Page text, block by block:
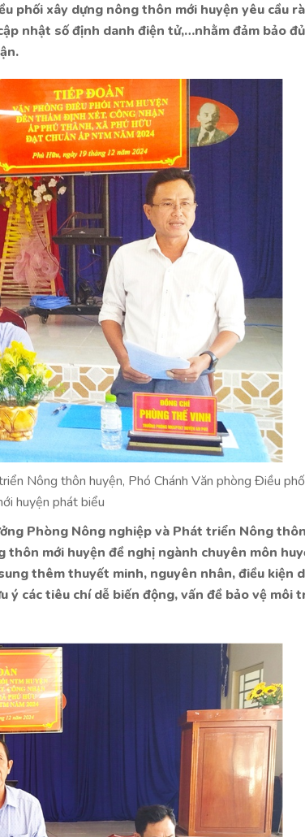
phối xây dựng nông thôn mới huyện yêu cầu
nhật số định danh điện tử,…nhằm đảm bảo
Nông thôn huyện, Phó Chánh Văn phòng Điều
huyện phát biểu
Phòng Nông nghiệp và Phát triển Nông thôn
mới huyện đề nghị ngành chuyên môn
thêm thuyết minh, nguyên nhân, điều kiện
ý các tiêu chí dễ biến động, vấn đề bảo vệ môi